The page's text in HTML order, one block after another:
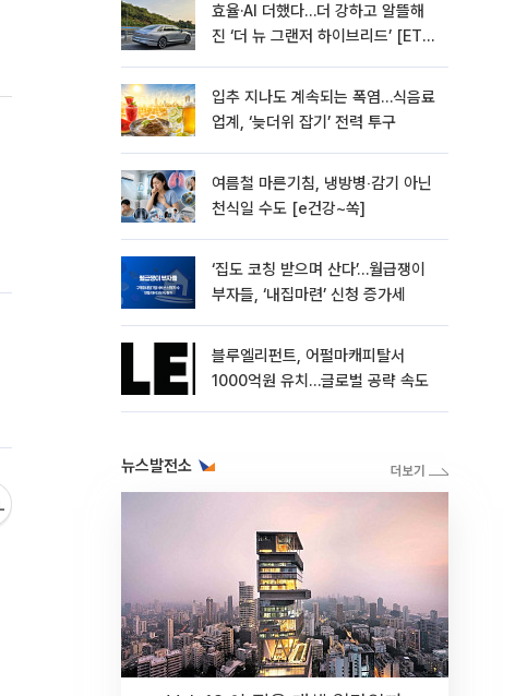
효율·AI 더했다…더 강하고 알뜰해
진 ‘더 뉴 그랜저 하이브리드’ [ET의
입추 지나도 계속되는 폭염…식음료
업계, ‘늦더위 잡기’ 전력 투구
여름철 마른기침, 냉방병‧감기 아닌
천식일 수도 [e건강~쏙]
‘집도 코칭 받으며 산다’…월급쟁이
부자들, ‘내집마련’ 신청 증가세
블루엘리펀트, 어펄마캐피탈서
1000억원 유치…글로벌 공략 속도
뉴스발전소